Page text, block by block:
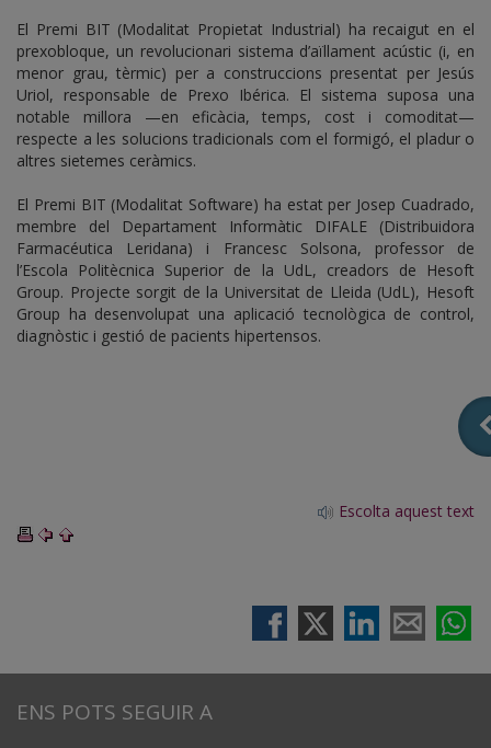
El Premi BIT (Modalitat Propietat Industrial) ha recaigut en el
prexobloque, un revolucionari sistema d’aïllament acústic (i, en
menor grau, tèrmic) per a construccions presentat per Jesús
Uriol, responsable de Prexo Ibérica. El sistema suposa una
notable millora —en eficàcia, temps, cost i comoditat—
respecte a les solucions tradicionals com el formigó, el pladur o
altres sietemes ceràmics.
El Premi BIT (Modalitat Software) ha estat per Josep Cuadrado,
membre del Departament Informàtic DIFALE (Distribuidora
Farmacéutica Leridana) i Francesc Solsona, professor de
l’Escola Politècnica Superior de la UdL, creadors de Hesoft
Group. Projecte sorgit de la Universitat de Lleida (UdL), Hesoft
Group ha desenvolupat una aplicació tecnològica de control,
diagnòstic i gestió de pacients hipertensos.
Escolta aquest text
ENS POTS SEGUIR A